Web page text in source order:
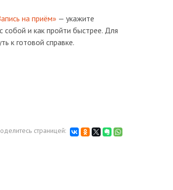
на приём» — укажите
и как пройти быстрее. Для
к готовой справке.
страницей: